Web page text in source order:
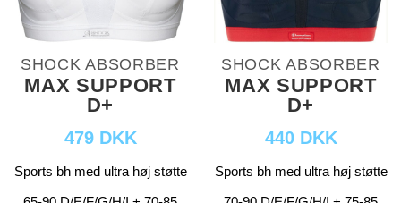
SHOCK ABSORBER
MAX SUPPORT
D+
479 DKK
Sports bh med ultra høj støtte
SHOCK ABSORBER
MAX SUPPORT
D+
440 DKK
Sports bh med ultra høj støtte